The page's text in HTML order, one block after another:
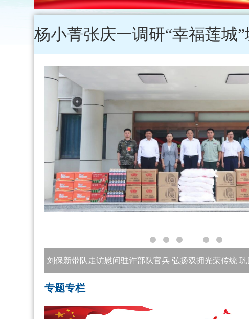
赵文带队督办调研重点提案
专题专栏